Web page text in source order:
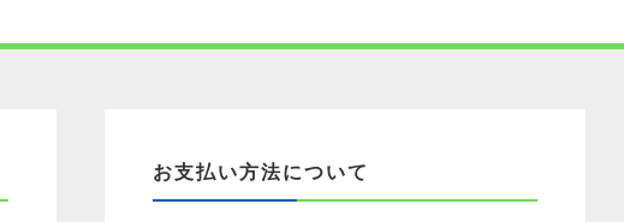
お支払い方法について